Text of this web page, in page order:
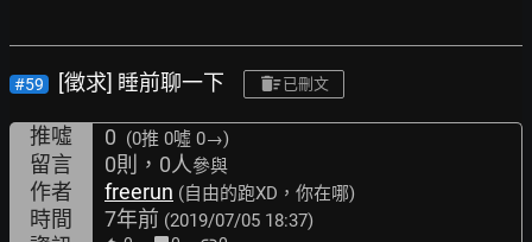
#59 [徵求] 睡前聊一下 已刪文
推噓 0 (0推 0噓 0→)
留言 0則，0人參與
作者 freerun (自由的跑XD，你在哪)
時間 7年前 (2019/07/05 18:37)